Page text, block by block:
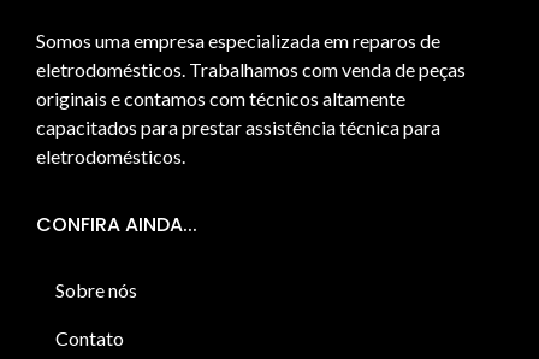
Somos uma empresa especializada em reparos de
eletrodomésticos. Trabalhamos com venda de peças
originais e contamos com técnicos altamente
capacitados para prestar assistência técnica para
eletrodomésticos.
CONFIRA AINDA...
Sobre nós
Contato